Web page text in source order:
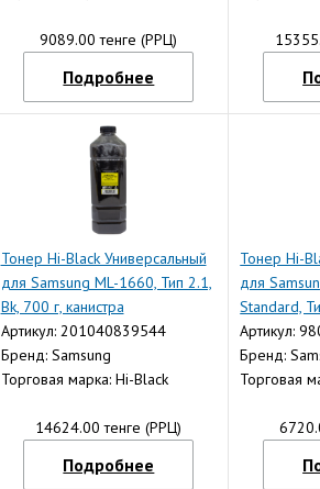
9089.00 тенге (РРЦ)
Подробнее
Тонер Hi-Black Универсальный
для Samsung ML-1660, Тип 2.1,
Bk, 700 г, канистра
Артикул: 201040839544
Бренд: Samsung
Торговая марка: Hi-Black
14624.00 тенге (РРЦ)
Подробнее
Тонер Hi-
для
Standard,
канистра
Артикул:
Бренд:
Торговая